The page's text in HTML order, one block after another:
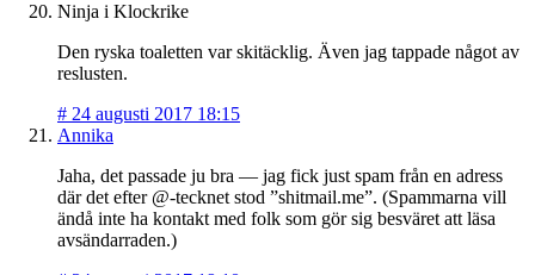
Ninja i Klockrike
Den ryska toaletten var skitäcklig. Även jag tappade något av
reslusten.
# 24 augusti 2017 18:15
Annika
Jaha, det passade ju bra — jag fick just spam från en adress
där det efter @-tecknet stod ”shitmail.me”. (Spammarna vill
ändå inte ha kontakt med folk som gör sig besväret att läsa
avsändarraden.)